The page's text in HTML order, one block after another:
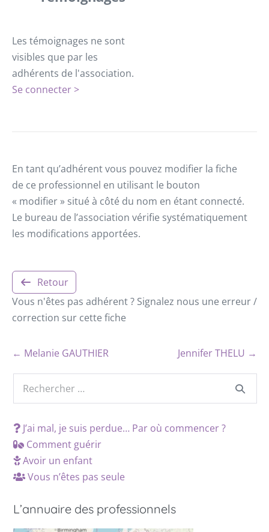
Les témoignages ne sont
visibles que par les
adhérents de l'association.
Se connecter >
En tant qu’adhérent vous pouvez modifier la fiche
de ce professionnel en utilisant le bouton
« modifier » situé à côté du nom en étant connecté.
Le bureau de l’association vérifie systématiquement
les modifications apportées.
Retour
Vous n'êtes pas adhérent ? Signalez nous une erreur /
correction sur cette fiche
← Melanie GAUTHIER Jennifer THELU →
J’ai mal, je suis perdue… Par où commencer ?
Comment guérir
Avoir un enfant
Vous n’êtes pas seule
L’annuaire des professionnels